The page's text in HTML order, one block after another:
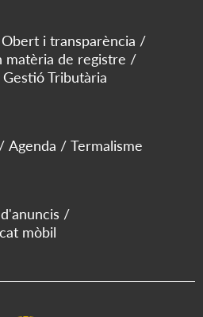
i transparència
matèria de registre
Tributària
Agenda Termalisme
mòbil